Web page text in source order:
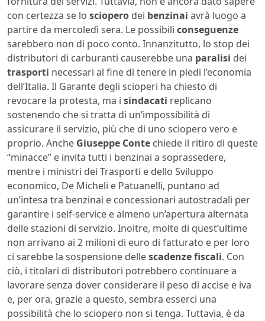
con certezza se lo sciopero dei benzinai avrà luogo a
partire da mercoledì sera. Le possibili conseguenze
sarebbero non di poco conto. Innanzitutto, lo stop dei
distributori di carburanti causerebbe una paralisi dei
trasporti necessari al fine di tenere in piedi l’economia
dell’Italia. Il Garante degli scioperi ha chiesto di
revocare la protesta, ma i sindacati replicano
sostenendo che si tratta di un’impossibilità di
assicurare il servizio, più che di uno sciopero vero e
proprio. Anche Giuseppe Conte chiede il ritiro di queste
“minacce” e invita tutti i benzinai a soprassedere,
mentre i ministri dei Trasporti e dello Sviluppo
economico, De Micheli e Patuanelli, puntano ad
un’intesa tra benzinai e concessionari autostradali per
garantire i self-service e almeno un’apertura alternata
delle stazioni di servizio. Inoltre, molte di quest’ultime
non arrivano ai 2 milioni di euro di fatturato e per loro
ci sarebbe la sospensione dellescadenze fiscali. Con
ciò, i titolari di distributori potrebbero continuare a
lavorare senza dover considerare il peso di accise e iva
e, per ora, grazie a questo, sembra esserci una
possibilità che lo sciopero non si tenga. Tuttavia, è da